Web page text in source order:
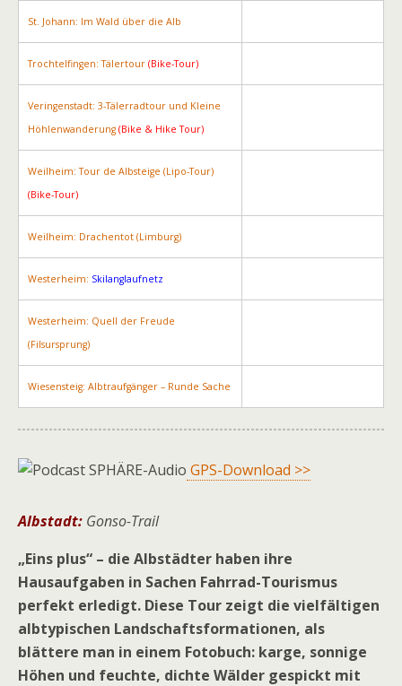
St. Johann: Im Wald über die Alb
Trochtelfingen: Tälertour (Bike-Tour)
Veringenstadt: 3-Tälerradtour und Kleine
Höhlenwanderung (Bike & Hike Tour)
Weilheim: Tour de Albsteige (Lipo-Tour)
(Bike-Tour)
Weilheim: Drachentot (Limburg)
Westerheim: Skilanglaufnetz
Westerheim: Quell der Freude
(Filsursprung)
Wiesensteig: Albtraufgänger – Runde Sache
GPS-Download >>
Albstadt: Gonso-Trail
„Eins plus“ – die Albstädter haben ihre
Hausaufgaben in Sachen Fahrrad-Tourismus
perfekt erledigt. Diese Tour zeigt die vielfältigen
albtypischen Landschaftsformationen, als
blättere man in einem Fotobuch: karge, sonnige
Höhen und feuchte, dichte Wälder gespickt mit